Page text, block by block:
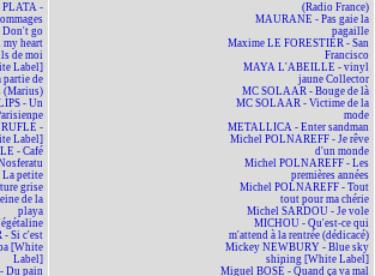
PLATA -
go
my heart
de moi
Label]
partie de
(Marius)
- Un
-
Label]
- Café
La petite
grise
de la
playa
- Si c'est
[White
Label]
Du pain
(Radio France)
MAURANE - Pas gaie la
pagaille
Maxime LE FORESTIER - San
Francisco
MAYA L'ABEILLE - vinyl
jaune Collector
MC SOLAAR - Bouge de là
MC SOLAAR - Victime de la
mode
METALLICA - Enter sandman
Michel POLNAREFF - Je rêve
d'un monde
Michel POLNAREFF - Les
premières années
Michel POLNAREFF - Tout
tout pour ma chérie
Michel SARDOU - Je vole
MICHOU - Qu'est-ce qui
m'attend à la rentrée (dédicacé)
Mickey NEWBURY - Blue sky
shining [White Label]
Miguel BOSÉ - Quand ça va mal